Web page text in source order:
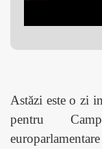
Astăzi este o zi
pentru